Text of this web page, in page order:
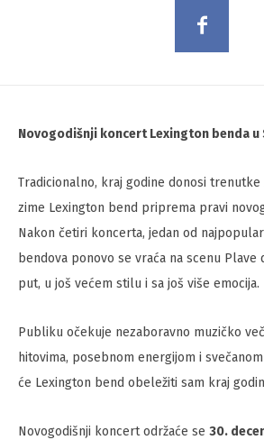
Novogodišnji koncert Lexington benda u
Tradicionalno, kraj godine donosi trenutke
zime Lexington bend priprema pravi
Nakon četiri koncerta, jedan od
bendova ponovo se vraća na scenu
put, u još većem stilu i sa još više emocija.
Publiku očekuje nezaboravno muzičko
hitovima, posebnom energijom i
će Lexington bend obeležiti sam kraj
Novogodišnji koncert održaće se 30.